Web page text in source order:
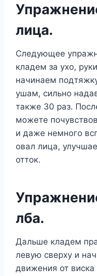
лица.
Следующее
кладем за ухо,
начинаем
ушам, сильно
также 30 раз.
можете
и даже немного
овал лица,
отток.
лба.
Дальше кладем
левую сверху и
движения от